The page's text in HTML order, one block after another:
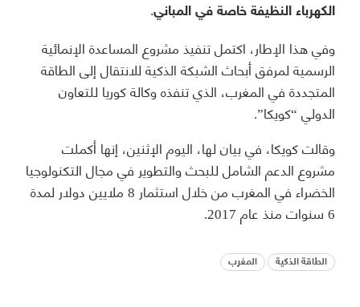
الكهرباء النظيفة خاصة في المباني.
وفي هذا الإطار، اكتمل تنفيذ مشروع المساعدة الإنمائية
الرسمية لمرفق أبحاث الشبكة الذكية للانتقال إلى الطاقة
المتجددة في المغرب، الذي تنفذه وكالة كوريا للتعاون
الدولي “كويكا”.
وقالت كويكا، في بيان لها، اليوم الإثنين، إنها أكملت
مشروع الدعم الشامل للبحث والتطوير في مجال التكنولوجيا
الخضراء في المغرب من خلال استثمار 8 ملايين دولار لمدة
6 سنوات منذ عام 2017.
الطاقة الذكية المغرب